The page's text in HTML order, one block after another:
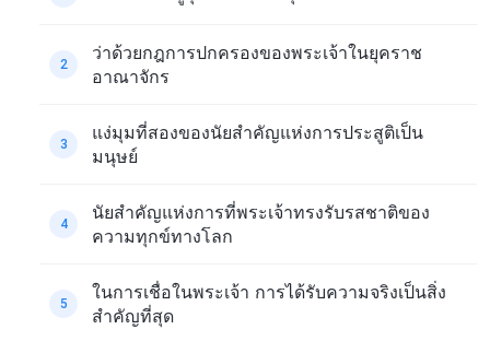
2
ว่าด้วยกฎการปกครองของพระเจ้าในยุคราช
อาณาจักร
3
แง่มุมที่สองของนัยสำคัญแห่งการประสูติเป็น
มนุษย์
4
นัยสำคัญแห่งการที่พระเจ้าทรงรับรสชาติของ
ความทุกข์ทางโลก
5
ในการเชื่อในพระเจ้า การได้รับความจริงเป็นสิ่ง
สำคัญที่สุด